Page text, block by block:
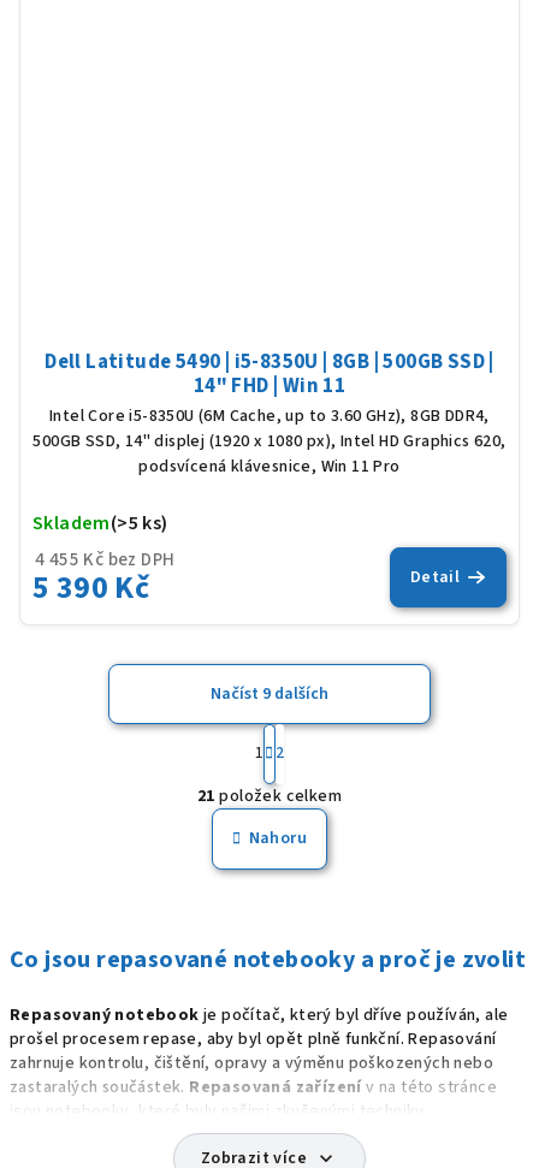
Dell Latitude 5490 | i5-8350U | 8GB | 500GB SSD |
14" FHD | Win 11
Intel Core i5-8350U (6M Cache, up to 3.60 GHz), 8GB DDR4,
500GB SSD, 14" displej (1920 x 1080 px), Intel HD Graphics 620,
podsvícená klávesnice, Win 11 Pro
4 455 Kč bez DPH
5 390 Kč
Skladem(>5 ks)
je
5,0
Detail
O
v
l
á
í
p
r
v
k
y
v
Načíst 9 dalších
S
t
r
á
n
k
o
í
1 2
21 položek celkem
Nahoru
Co jsou repasované notebooky a proč je zvolit
Repasovaný notebook je počítač, který byl dříve používán, ale
prošel procesem repase, aby byl opět plně funkční. Repasování
zahrnuje kontrolu, čištění, opravy a výměnu poškozených nebo
zastaralých součástek. Repasovaná zařízenív na této stránce
jsou notebooky, které byly našimi zkušenými techniky
zkontrolovány, opraveny a připraveny k dalšímu použití.
Zobrazit více expand_more